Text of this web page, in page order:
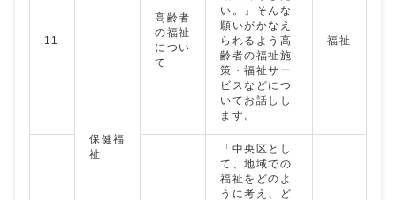
11
保健福
祉
高齢者
の福祉
につい
て
い。」そんな
願いがかなえ
られるよう高
齢者の福祉施
策・福祉サー
ビスなどにつ
いてお話しし
ます。
福祉
「中央区とし
て、地域での
福祉をどのよ
うに考え、ど